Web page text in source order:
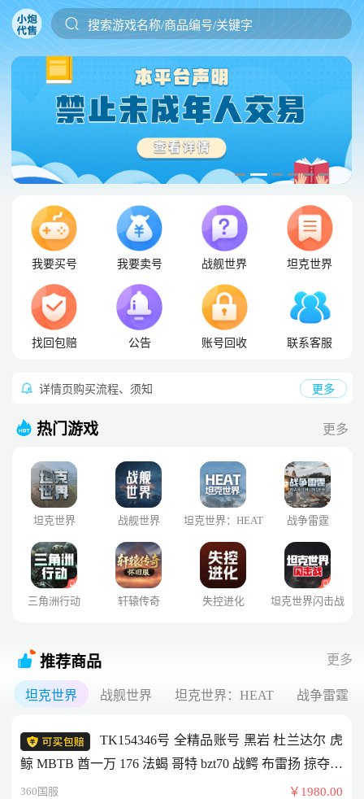
搜索游戏名称/商品编号/关键字
我要买号 我要卖号 战舰世界 坦克世界
找回包赔 公告 账号回收 联系客服
详情页购买流程、须知 更多
热门游戏 更多
坦克世界 战舰世界 坦克世界：HEAT 战争雷霆
三角洲行动 轩辕传奇 失控进化 坦克世界闪击战
推荐商品 更多
坦克世界 战舰世界 坦克世界：HEAT 战争雷霆
TK154346号 全精品账号 黑岩 杜兰达尔 虎
鲸 MBTB 酋一万 176 法蝎 哥特 bzt70 战鳄 布雷扬 掠夺者
360国服 ￥1980.00